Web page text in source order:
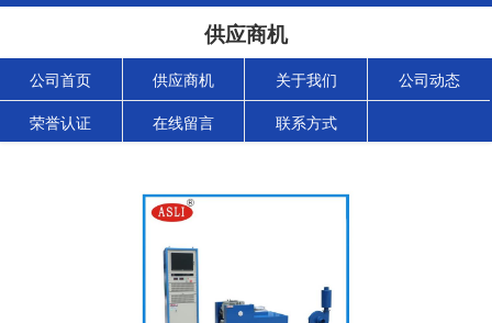
供应商机
公司首页 供应商机 关于我们 公司动态
荣誉认证 在线留言 联系方式